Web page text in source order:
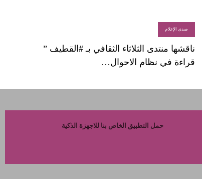
صدى الإعلام
ناقشها منتدى الثلاثاء الثقافي بـ #القطيف ”
قراءة في نظام الاحوال…
حمل التطبيق الخاص بنا للاجهزة الذكية